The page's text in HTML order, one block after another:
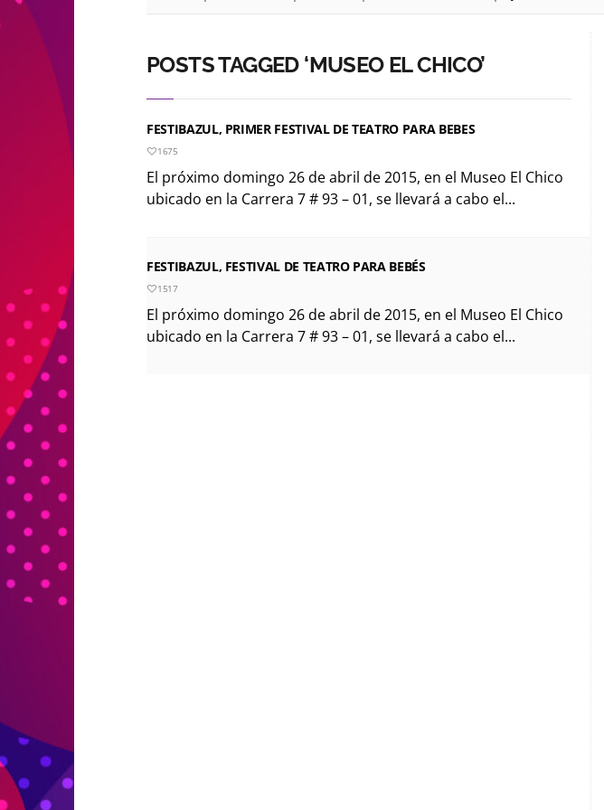
POSTS TAGGED ‘MUSEO EL CHICO’
FESTIBAZUL, PRIMER FESTIVAL DE TEATRO PARA BEBES
1675
El próximo domingo 26 de abril de 2015, en el Museo El Chico
ubicado en la Carrera 7 # 93 – 01, se llevará a cabo el...
FESTIBAZUL, FESTIVAL DE TEATRO PARA BEBÉS
1517
El próximo domingo 26 de abril de 2015, en el Museo El Chico
ubicado en la Carrera 7 # 93 – 01, se llevará a cabo el...